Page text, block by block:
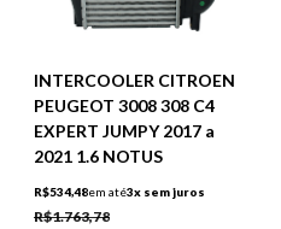
INTERCOOLER CITROEN
PEUGEOT 3008 308 C4
EXPERT JUMPY 2017 a
2021 1.6 NOTUS
R$534,48em até3x sem juros
R$1.763,78